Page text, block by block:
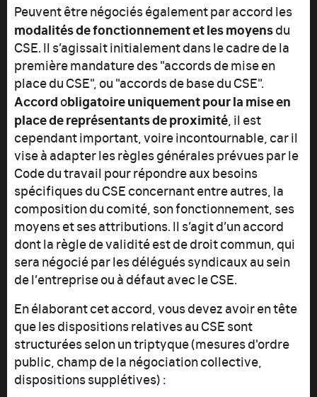
Peuvent être négociés également par accord les
modalitésdefonctionnement et les moyensdu
CSE. Il s’agissait initialement dans le cadre de la
première mandature des "accords de mise en
place du CSE", ou "accords de base du CSE".
Accordobligatoire uniquement pour la mise en
place de représentants de proximité , il est
cependant important, voire incontournable, car il
vise à adapter les règles générales prévues par le
Code du travail pour répondre aux besoins
spécifiques du CSE concernant entre autres, la
composition du comité, son fonctionnement, ses
moyens et ses attributions. Il s’agit d’un accord
dont la règle de validité est de droit commun, qui
sera négocié par les délégués syndicaux au sein
de l’entreprise ou à défaut avec le CSE.
En élaborant cet accord, vous devez avoir en tête
que les dispositions relatives au CSE sont
structurées selon un triptyque (mesures d'ordre
public, champ de la négociation collective,
dispositions supplétives) :